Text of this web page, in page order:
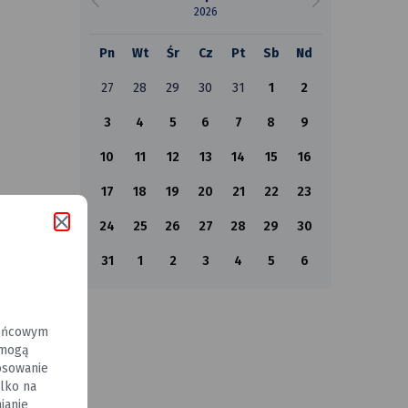
2026
Pn Wt Śr Cz Pt Sb Nd
27 28 29 30 31 1 2
3 4 5 6 7 8 9
10 11 12 13 14 15 16
17 18 19 20 21 22 23
24 25 26 27 28 29 30
31 1 2 3 4 5 6
na